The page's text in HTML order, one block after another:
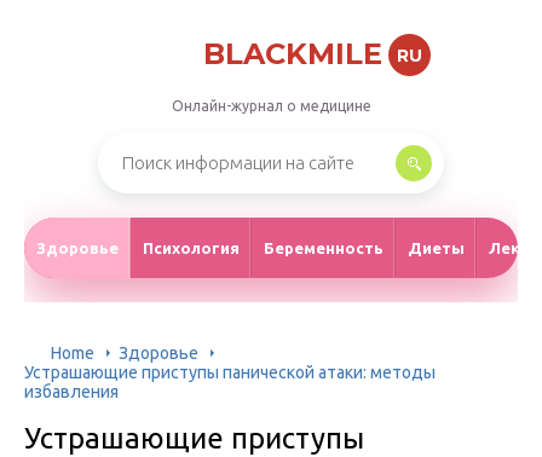
BLACKMILE RU
Онлайн-журнал о медицине
Здоровье Психология Беременность Диеты
Home
Здоровье
Устрашающие приступы панической атаки: методы
избавления
Устрашающие приступы